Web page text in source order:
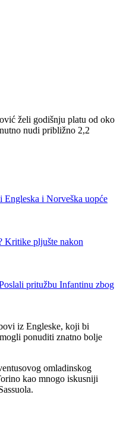
želi godišnju platu od oko
nudi približno 2,2
i Norveška uopće
Kritike pljušte nakon
pritužbu Infantinu zbog
iz Engleske, koji bi
ponuditi znatno bolje
omladinskog
kao mnogo iskusniji